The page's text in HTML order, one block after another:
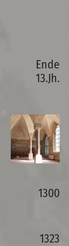
Ende
13.Jh.
1300
1323